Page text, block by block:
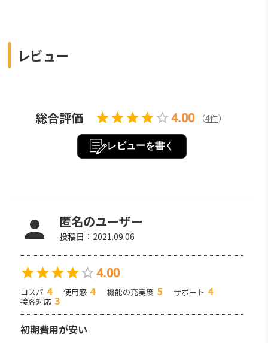
レビュー
総合評価 4.00 （4件）
レビューを書く
匿名のユーザー
投稿日： 2021.09.06
4.00
コスパ 4 使用感 4 機能の充実度 5 サポート 4
接客対応 3
初期費用が安い